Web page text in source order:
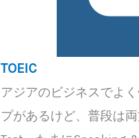
TOEIC
アジアのビジネスでよ
プがあるけど、普段は